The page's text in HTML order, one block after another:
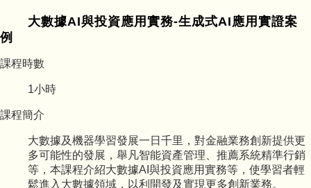
大數據AI與投資應用實務-生成式AI應用實證案
例
課程時數
1小時
課程簡介
大數據及機器學習發展一日千里，對金融業務創新提供更
多可能性的發展，舉凡智能資產管理、推薦系統精準行銷
等，本課程介紹大數據AI與投資應用實務等，使學習者輕
鬆進入大數據領域，以利開發及實現更多創新業務。